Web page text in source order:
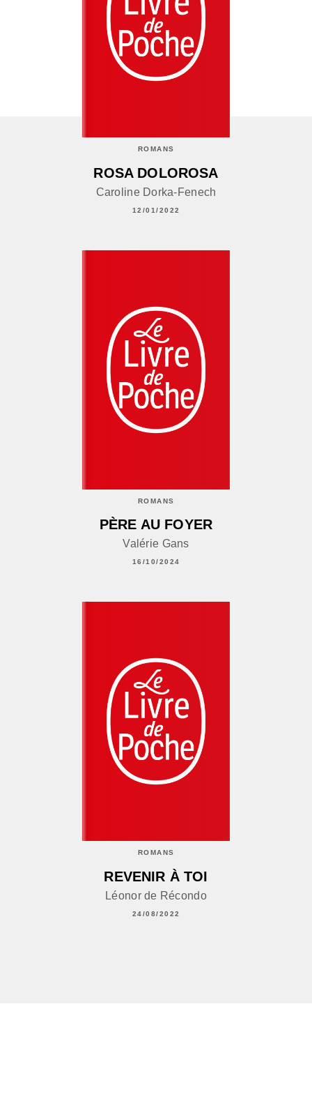
ROMANS
ROSA DOLOROSA
Caroline Dorka-Fenech
12/01/2022
ROMANS
PÈRE AU FOYER
Valérie Gans
16/10/2024
ROMANS
REVENIR À TOI
Léonor de Récondo
24/08/2022